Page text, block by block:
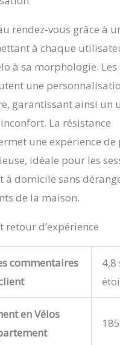
tablette, idéal pour
divertissement
l'entraînement.
requis.
rendez-vous grâce à
à chaque
à sa morphologie.
une
garantissant ainsi un
La résistance
une expérience de
idéale pour les
à domicile sans
de la maison.
retour d’expérience
commentaires
4,8
en Vélos
185